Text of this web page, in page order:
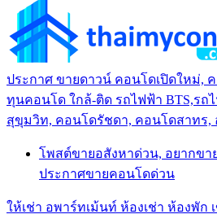
ประกาศ ขายดาวน์ คอนโดเปิดใหม่,
ทุนคอนโด ใกล้-ติด รถไฟฟ้า BTS,รถ
สุขุมวิท, คอนโดรัชดา, คอนโดสาทร,
โพสต์ขายอสังหาด่วน, อยากขา
ประกาศขายคอนโดด่วน
ให้เช่า อพาร์ทเม้นท์ ห้องเช่า ห้องพัก